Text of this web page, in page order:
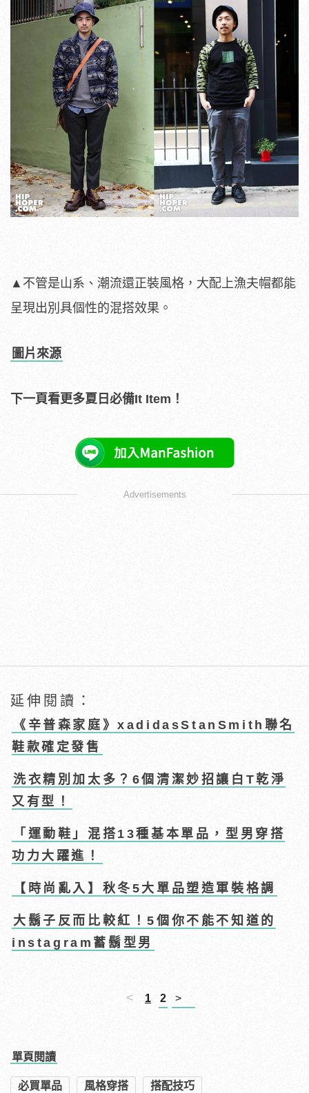
▲不管是山系、潮流還正裝風格，大配上漁夫帽都能
呈現出別具個性的混搭效果。
圖片來源
下一頁看更多夏日必備It Item！
Advertisements
延伸閱讀：
《辛普森家庭》xadidasStanSmith聯名
鞋款確定發售
洗衣精別加太多？6個清潔妙招讓白T乾淨
又有型！
「運動鞋」混搭13種基本單品，型男穿搭
功力大躍進！
【時尚亂入】秋冬5大單品塑造軍裝格調
大鬍子反而比較紅！5個你不能不知道的
instagram蓄鬍型男
< 1 2 >
單頁閱讀
必買單品 風格穿搭 搭配技巧